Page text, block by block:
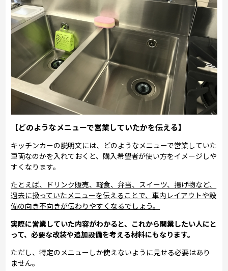
【どのようなメニューで営業していたかを伝える】
キッチンカーの説明文には、どのようなメニューで営業していた
車両なのかを入れておくと、購入希望者が使い方をイメージしや
すくなります。
たとえば、ドリンク販売、軽食、弁当、スイーツ、揚げ物など、
過去に扱っていたメニューを伝えることで、車内レイアウトや設
備の向き不向きが伝わりやすくなるでしょう。
実際に営業していた内容がわかると、これから開業したい人にと
って、必要な改装や追加設備を考える材料にもなります。
ただし、特定のメニューしか使えないように見せる必要はあり
ません。